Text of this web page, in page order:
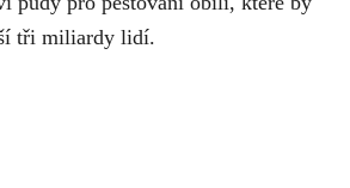
tři miliardy lidí.